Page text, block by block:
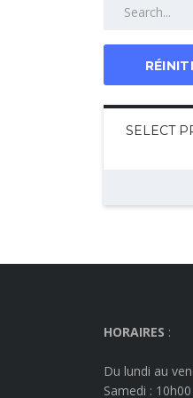
SELECT
HORAIRES :
Du lundi au
Samedi :